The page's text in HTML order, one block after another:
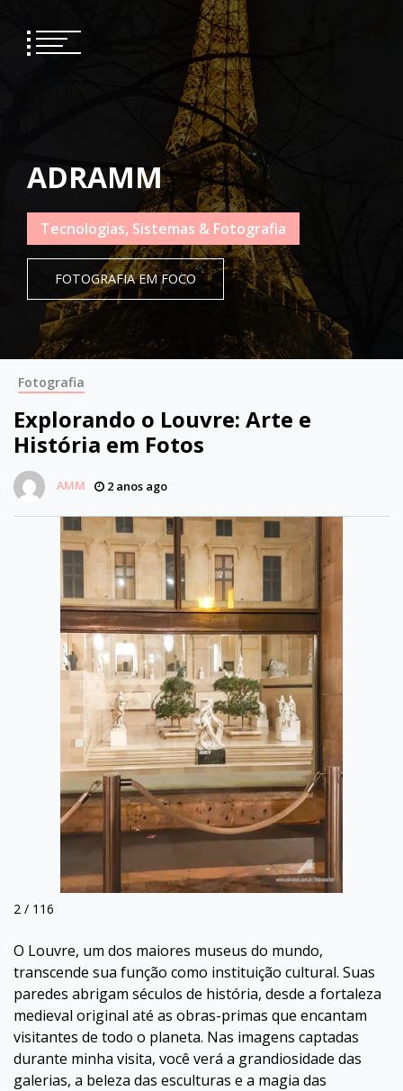
content
ADRAMM
Tecnologias, Sistemas & Fotografia
FOTOGRAFIA EM FOCO
Fotografia
Explorando o Louvre: Arte e
História em Fotos
AMM 2 anos ago
3 / 116
O Louvre, um dos maiores museus do mundo,
transcende sua função como instituição cultural. Suas
paredes abrigam séculos de história, desde a fortaleza
medieval original até as obras-primas que encantam
visitantes de todo o planeta. Nas imagens captadas
durante minha visita, você verá a grandiosidade das
galerias, a beleza das esculturas e a magia das